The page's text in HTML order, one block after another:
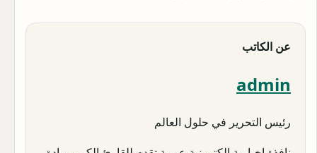
عن الكاتب
admin
رئيس التحرير في حلول العالم